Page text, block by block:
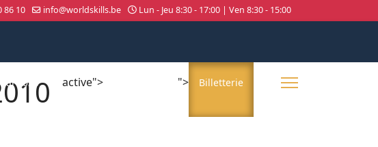
86 10 info@worldskills.be Lun - Jeu 8:30 - 17:00 | Ven 8:30 - 15:00
2026 active"> "> Billetterie